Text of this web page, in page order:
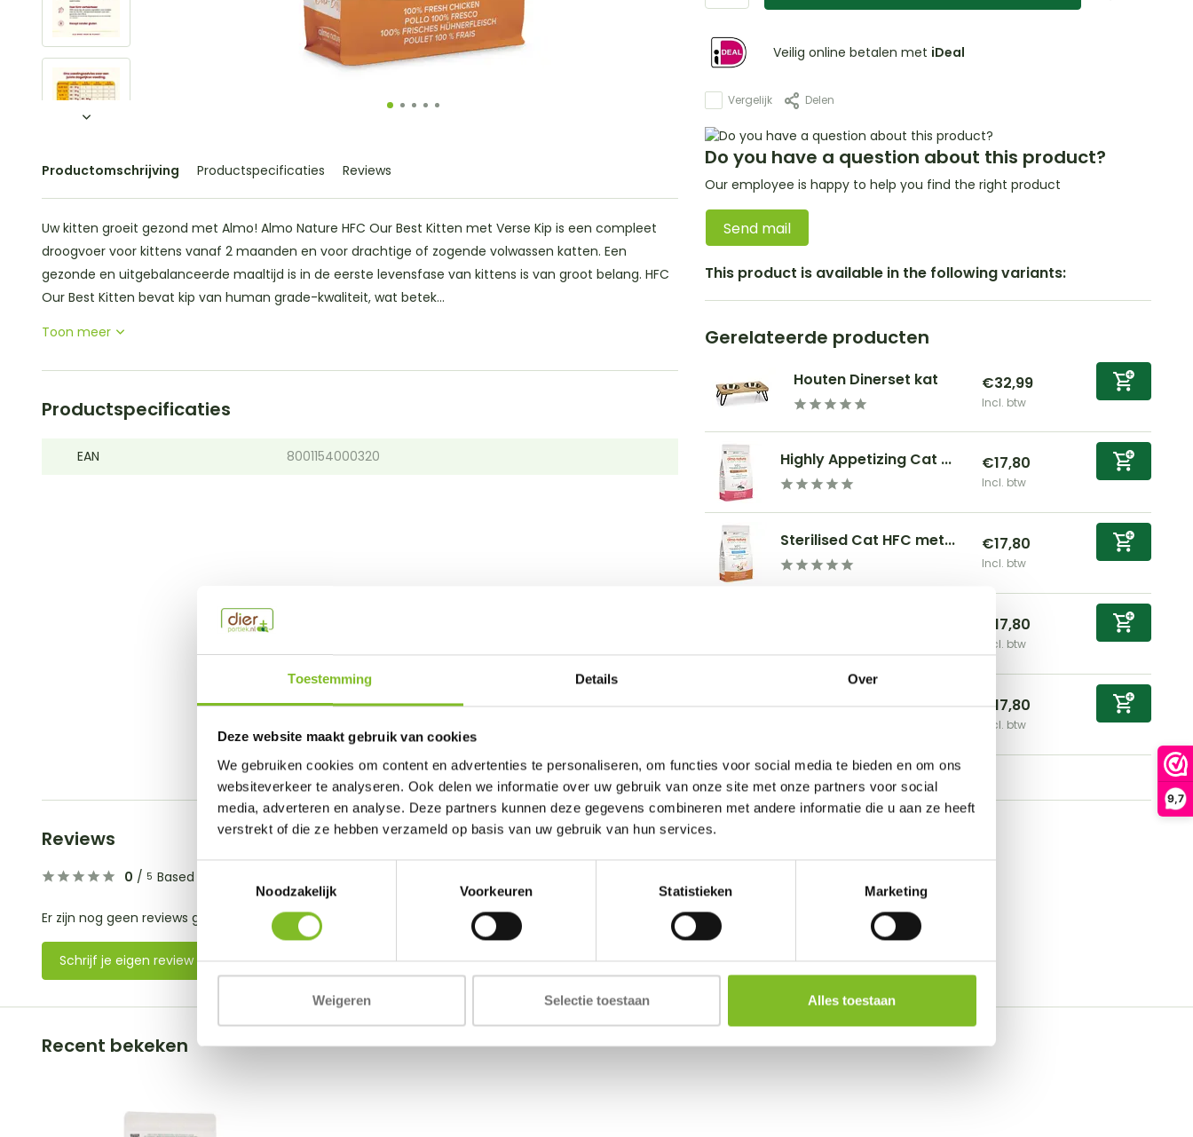
Toestemming Details Over
Deze website maakt gebruik van cookies
We gebruiken cookies om content en advertenties te personaliseren, om functies voor social media te bieden en om ons
websiteverkeer te analyseren. Ook delen we informatie over uw gebruik van onze site met onze partners voor social
media, adverteren en analyse. Deze partners kunnen deze gegevens combineren met andere informatie die u aan ze heeft
verstrekt of die ze hebben verzameld op basis van uw gebruik van hun services.
Noodzakelijk
Voorkeuren Statistieken Marketing
Weigeren Selectie toestaan Alles toestaan
9,7
Productomschrijving Productspecificaties Reviews
Uw kitten groeit gezond met Almo! Almo Nature HFC Our Best Kitten met Verse Kip is een compleet
droogvoer voor kittens vanaf 2 maanden en voor drachtige of zogende volwassen katten. Een
gezonde en uitgebalanceerde maaltijd is in de eerste levensfase van kittens is van groot belang. HFC
Our Best Kitten bevat kip van human grade-kwaliteit, wat betek...
Toon meer
Productspecificaties
EAN 8001154000320
Veilig online betalen met iDeal
Vergelijk Delen
Do you have a question about this product?
Our employee is happy to help you find the right product
Send mail
This product is available in the following variants:
Gerelateerde producten
Houten Dinerset kat €32,99
Incl. btw
Highly Appetizing Cat ... €17,80
Incl. btw
Sterilised Cat HFC met... €17,80
Incl. btw
€17,80
Incl. btw
Sterilised Cat HFC met... €17,80
Incl. btw
Reviews
0 / 5 Based on 0 reviews
Er zijn nog geen reviews geschreven over dit product..
Schrijf je eigen review
Recent bekeken